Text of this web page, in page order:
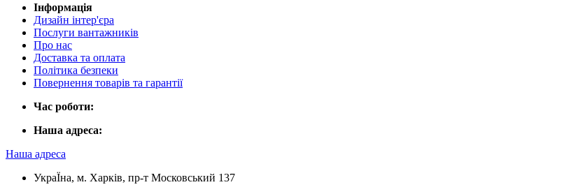
Інформація
Дизайн інтер'єра
Послуги вантажників
Про нас
Доставка та оплата
Політика безпеки
Повернення товарів та гарантії
Час роботи:
Наша адреса:
Наша адреса
УкраЇна, м. Харків, пр-т Московський 137